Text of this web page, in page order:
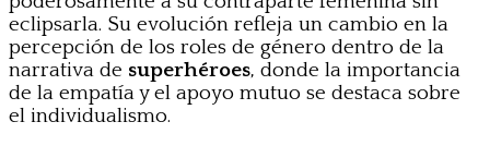
eclipsarla. Su evolución refleja un cambio en la
percepción de los roles de género dentro de la
narrativa de superhéroes, donde la importancia
de la empatía y el apoyo mutuo se destaca sobre
el individualismo.